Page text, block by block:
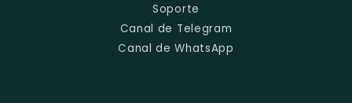
Soporte
Canal de Telegram
Canal de WhatsApp